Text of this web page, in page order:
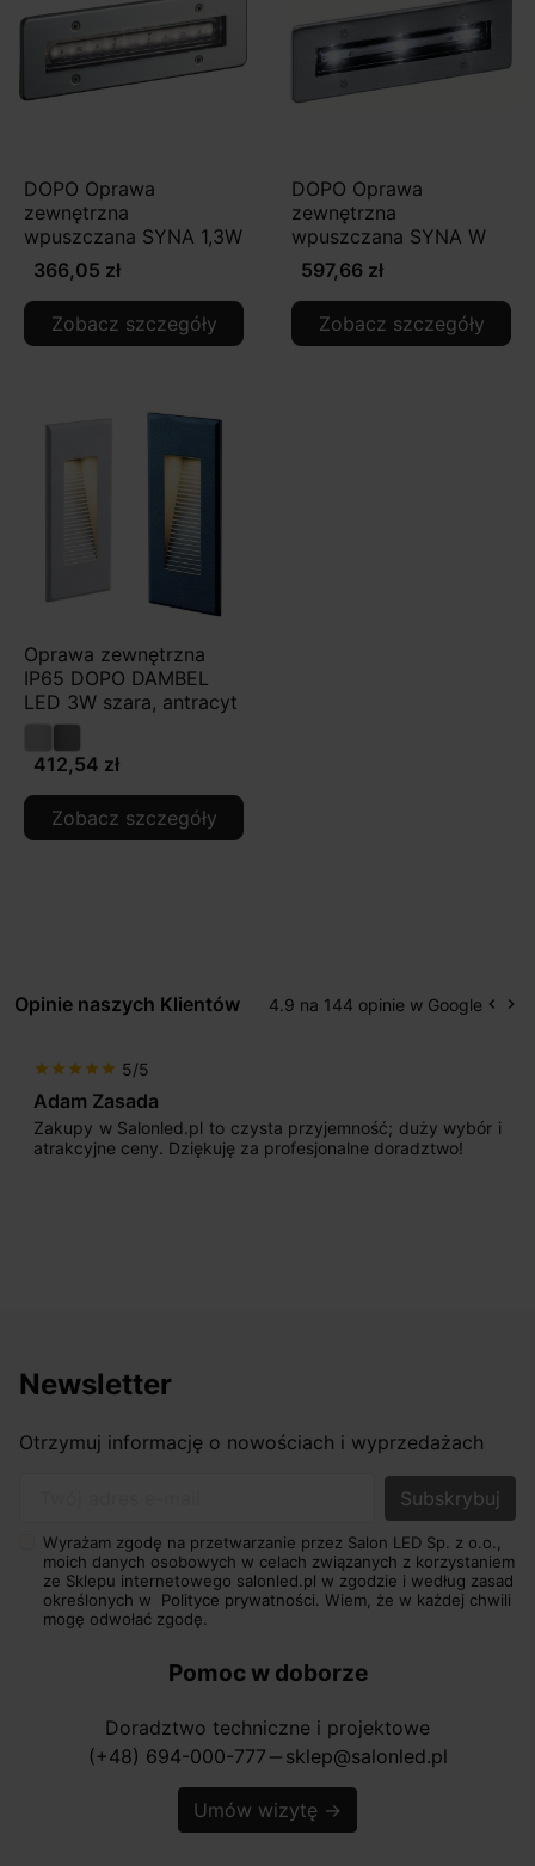
DOPO Oprawa
zewnętrzna
wpuszczana SYNA 1,3W
366,05 zł
Zobacz szczegóły
DOPO Oprawa
zewnętrzna
wpuszczana SYNA W
597,66 zł
Zobacz szczegóły
Oprawa zewnętrzna
IP65 DOPO DAMBEL
LED 3W szara, antracyt
412,54 zł
Zobacz szczegóły
Opinie naszych Klientów 4.9 na 144 opinie w Google keyboard_arrow_left keyboard_arrow_right
star star star star star 5/5
Adam Zasada
Zakupy w Salonled.pl to czysta przyjemność; duży wybór i
atrakcyjne ceny. Dziękuję za profesjonalne doradztwo!
Newsletter
Otrzymuj informację o nowościach i wyprzedażach
Wyrażam zgodę na przetwarzanie przez Salon LED Sp. z o.o.,
moich danych osobowych w celach związanych z korzystaniem
ze Sklepu internetowego salonled.pl w zgodzie i według zasad
określonych w Polityce prywatności. Wiem, że w każdej chwili
mogę odwołać zgodę.
Pomoc w doborze
Doradztwo techniczne i projektowe
(+48) 694-000-777 horizontal_rule sklep@salonled.pl
Umów wizytę →